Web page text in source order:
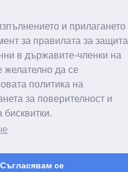
и прилагането
за правилата за защита
в държавите-членки на
желателно да се
политика на
за поверителност и
Съгласявам се